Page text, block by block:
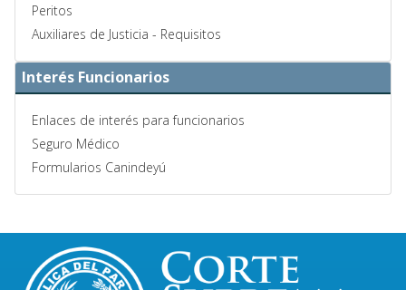
Peritos
Auxiliares de Justicia - Requisitos
Interés Funcionarios
Enlaces de interés para funcionarios
Seguro Médico
Formularios Canindeyú